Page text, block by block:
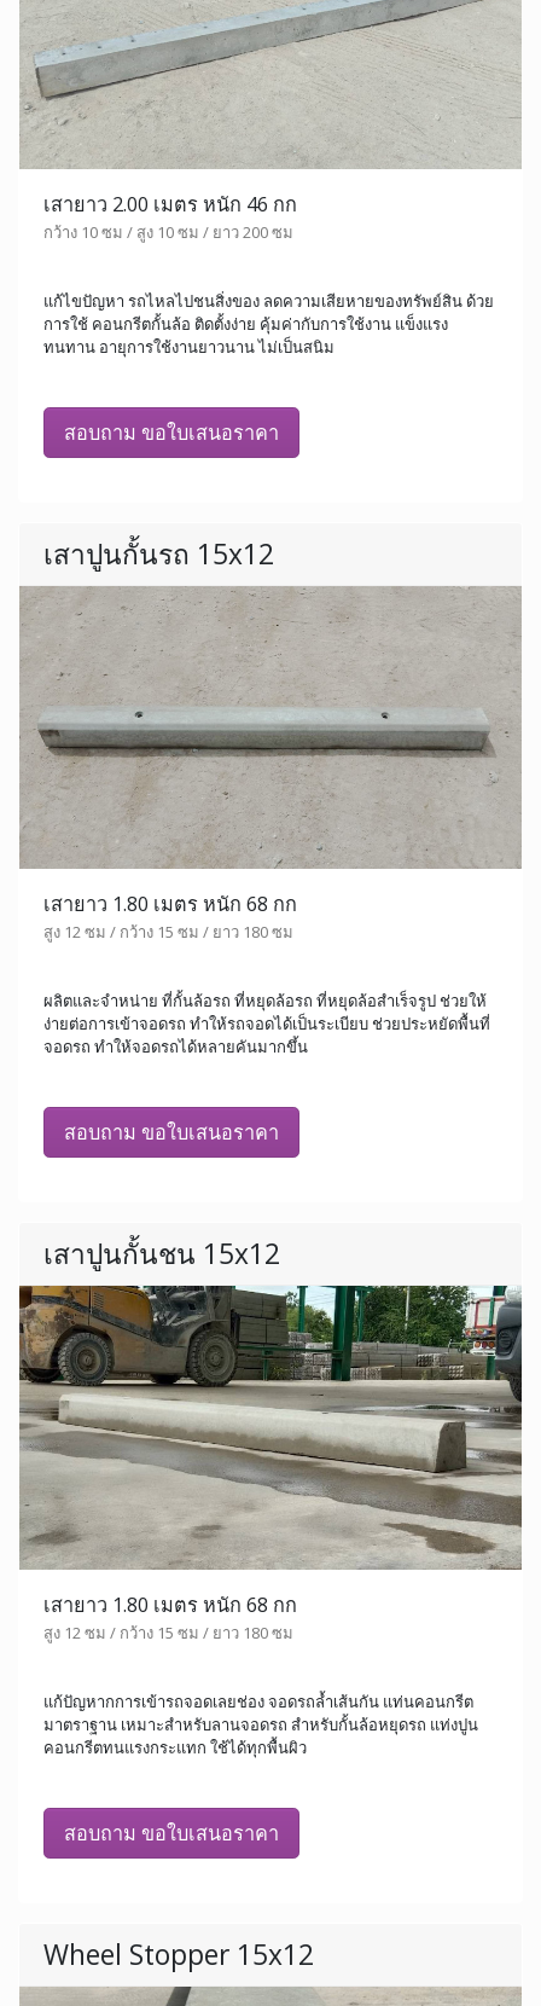
เสายาว 2.00 เมตร หนัก 46 กก
กว้าง 10 ซม / สูง 10 ซม / ยาว 200 ซม
แก้ไขปัญหา รถไหลไปชนสิ่งของ ลดความเสียหายของทรัพย์สิน ด้วย
การใช้ คอนกรีตกั้นล้อ ติดตั้งง่าย คุ้มค่ากับการใช้งาน แข็งแรง
ทนทาน อายุการใช้งานยาวนาน ไม่เป็นสนิม
สอบถาม ขอใบเสนอราคา
เสาปูนกั้นรถ 15x12
เสายาว 1.80 เมตร หนัก 68 กก
สูง 12 ซม / กว้าง 15 ซม / ยาว 180 ซม
ผลิตและจำหน่าย ที่กั้นล้อรถ ที่หยุดล้อรถ ที่หยุดล้อสำเร็จรูป ช่วยให้
ง่ายต่อการเข้าจอดรถ ทำให้รถจอดได้เป็นระเบียบ ช่วยประหยัดพื้นที่
จอดรถ ทำให้จอดรถได้หลายคันมากขึ้น
สอบถาม ขอใบเสนอราคา
เสาปูนกั้นชน 15x12
เสายาว 1.80 เมตร หนัก 68 กก
สูง 12 ซม / กว้าง 15 ซม / ยาว 180 ซม
แก้ปัญหากการเข้ารถจอดเลยช่อง จอดรถล้ำเส้นกัน แท่นคอนกรีต
มาตราฐาน เหมาะสำหรับลานจอดรถ สำหรับกั้นล้อหยุดรถ แท่งปูน
คอนกรีตทนแรงกระแทก ใช้ได้ทุกพื้นผิว
สอบถาม ขอใบเสนอราคา
Wheel Stopper 15x12